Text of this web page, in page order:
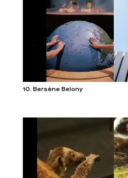
10. Bersène Belony